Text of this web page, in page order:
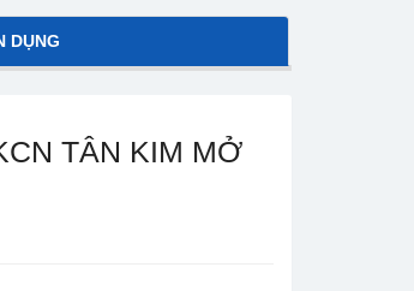
DỤNG
TÂN KIM MỞ